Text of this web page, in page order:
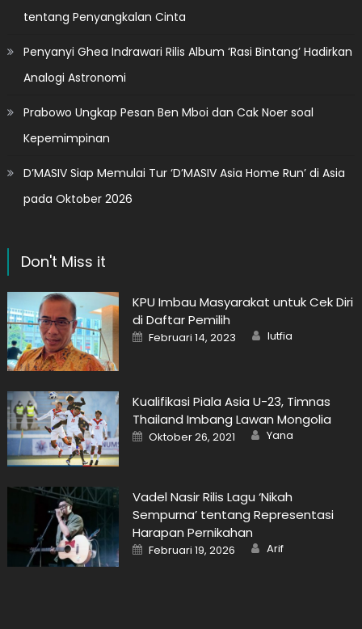
tentang Penyangkalan Cinta
Penyanyi Ghea Indrawari Rilis Album ‘Rasi Bintang’ Hadirkan
Analogi Astronomi
Prabowo Ungkap Pesan Ben Mboi dan Cak Noer soal
Kepemimpinan
D’MASIV Siap Memulai Tur ‘D’MASIV Asia Home Run’ di Asia
pada Oktober 2026
Don't Miss it
KPU Imbau Masyarakat untuk Cek Diri
di Daftar Pemilih
Posted
on
Februari 14, 2023 Author
lutfia
Kualifikasi Piala Asia U-23, Timnas
Thailand Imbang Lawan Mongolia
Posted
on
Oktober 26, 2021 Author
Yana
Vadel Nasir Rilis Lagu ‘Nikah
Sempurna’ tentang Representasi
Harapan Pernikahan
Posted
on
Februari 19, 2026 Author
Arif